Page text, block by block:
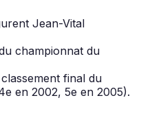
Jean-Vital
championnat du
final du
en 2002, 5e en 2005).